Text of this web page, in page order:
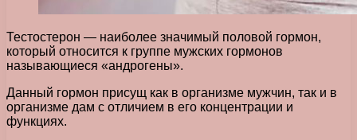
Тестостерон — наиболее значимый половой гормон,
который относится к группе мужских гормонов
называющиеся «андрогены».
Данный гормон присущ как в организме мужчин, так и в
организме дам с отличием в его концентрации и
функциях.